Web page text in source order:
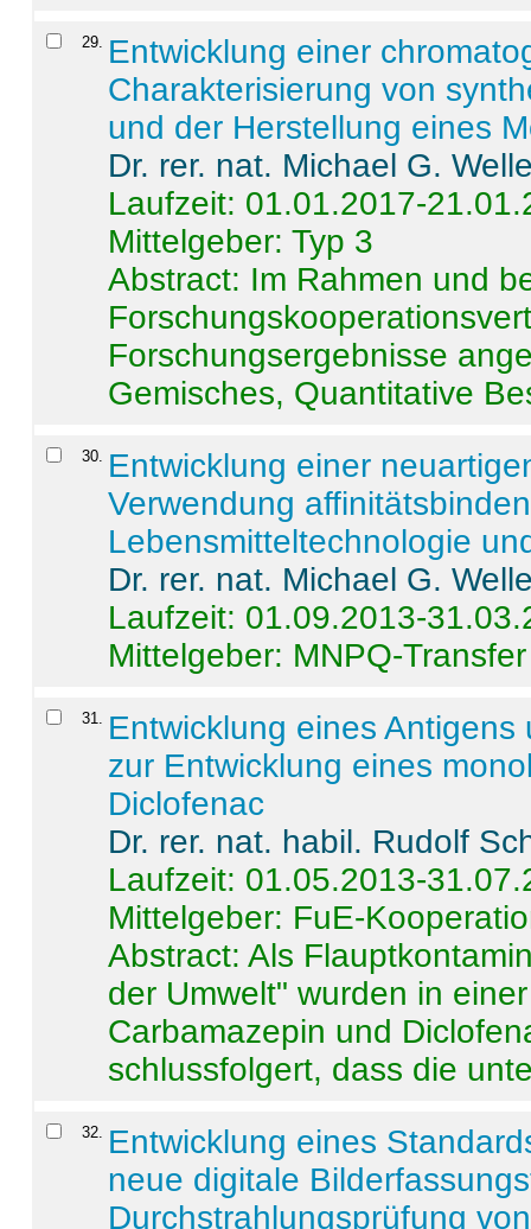
29. Entwicklung einer
Charakterisierung von
und der Herstellung eines
Dr. rer. nat. Michael G.
Laufzeit: 01.01.2017-
Mittelgeber: Typ 3
Abstract: Im Rahmen und
Forschungsergebnisse
Gemisches, Quantitative
30. Entwicklung einer
Verwendung
Lebensmitteltechnologie
Dr. rer. nat. Michael G.
Laufzeit: 01.09.2013-
Mittelgeber: MNPQ-Transfer
31. Entwicklung eines
zur Entwicklung eines
Diclofenac
Dr. rer. nat. habil. Rudolf
Laufzeit: 01.05.2013-
Mittelgeber: FuE-
Abstract:Als
der Umwelt" wurden in
Carbamazepin und
schlussfolgert, dass die
32. Entwicklung eines
neue digitale
Durchstrahlungsprüfung